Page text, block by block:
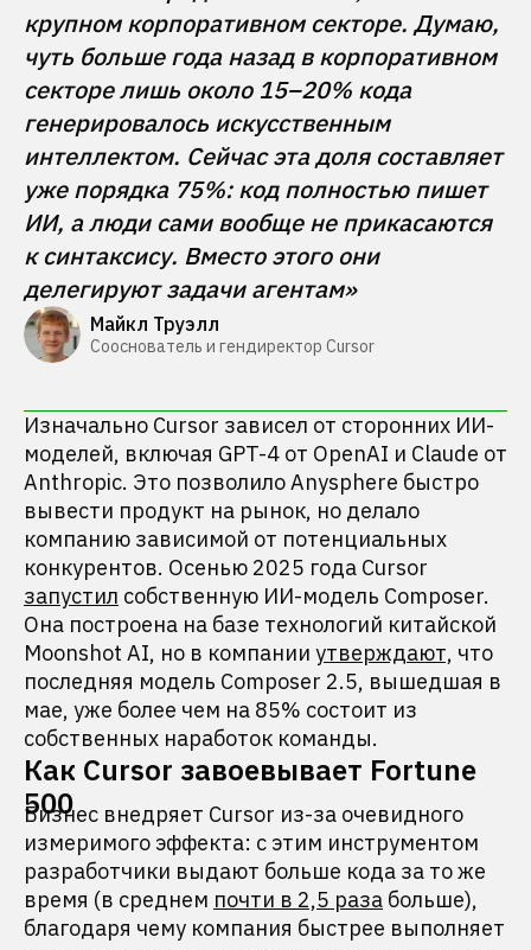
крупном корпоративном секторе. Думаю,
чуть больше года назад в корпоративном
секторе лишь около 15–20% кода
генерировалось искусственным
интеллектом. Сейчас эта доля составляет
уже порядка 75%: код полностью пишет
ИИ, а люди сами вообще не прикасаются
к синтаксису. Вместо этого они
делегируют задачи агентам»
Майкл Труэлл
Сооснователь и гендиректор Cursor
Изначально Cursor зависел от сторонних ИИ-
моделей, включая GPT-4 от OpenAI и Claude от
Anthropic. Это позволило Anysphere быстро
вывести продукт на рынок, но делало
компанию зависимой от потенциальных
конкурентов. Осенью 2025 года Cursor
запустил собственную ИИ-модель Composer.
Она построена на базе технологий китайской
Moonshot AI, но в компании утверждают, что
последняя модель Composer 2.5, вышедшая в
мае, уже более чем на 85% состоит из
собственных наработок команды.
Как Cursor завоевывает Fortune
500
Бизнес внедряет Cursor из-за очевидного
измеримого эффекта: с этим инструментом
разработчики выдают больше кода за то же
время (в среднем почти в 2,5 раза больше),
благодаря чему компания быстрее выполняет